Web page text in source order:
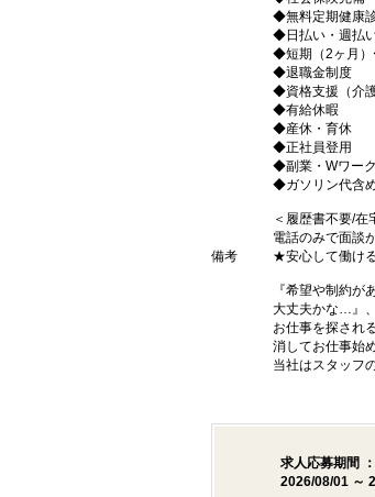
◆無料定期健康
◆日払い・週払
◆短期（2ヶ月）
◆退職金制度
◆資格支援（介護
◆有給休暇
◆産休・育休
◆正社員登用
◆副業・Wワー
◆ガソリン代含
＜履歴書不要/在
電話のみで面談
備考
★安心して働け
『希望や制約
大丈夫かな…』
お仕事を探され
消してお仕事始
当社はスタッフ
求人応募期間 ：
2026/08/01 ～